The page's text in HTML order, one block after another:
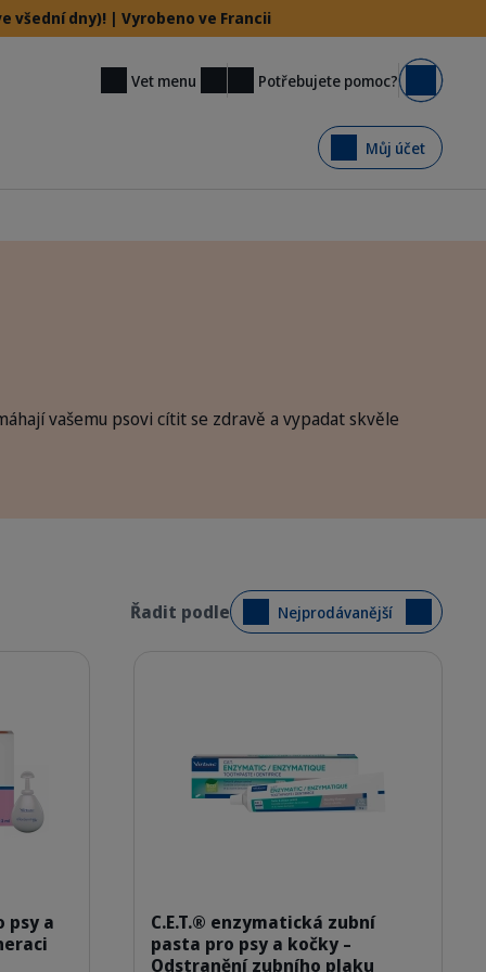
všední dny)! | Vyrobeno ve Francii
Vet menu Potřebujete pomoc? Košík
Můj účet
vašemu psovi cítit se zdravě a vypadat skvěle
Řadit podle Nejprodávanější
psy a
C.E.T.® enzymatická zubní
pasta pro psy a kočky –
Odstranění zubního plaku